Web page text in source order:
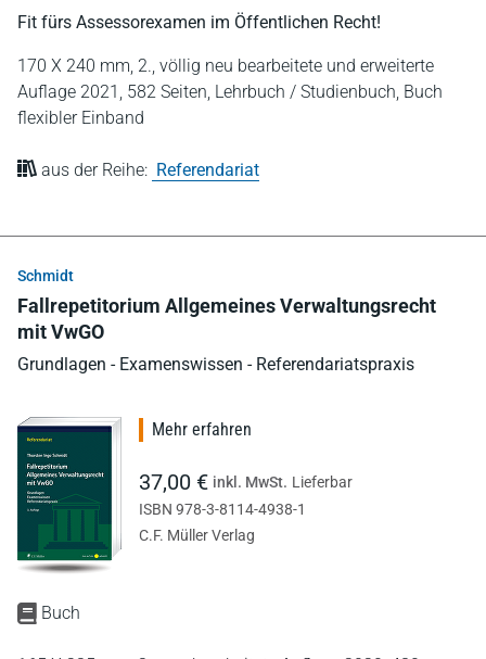
Fit fürs Assessorexamen im Öffentlichen Recht!
170 X 240 mm, 2., völlig neu bearbeitete und erweiterte
Auflage 2021, 582 Seiten, Lehrbuch / Studienbuch, Buch
flexibler Einband
aus der Reihe: Referendariat
Schmidt
Fallrepetitorium Allgemeines Verwaltungsrecht
mit VwGO
Grundlagen - Examenswissen - Referendariatspraxis
Buch
Mehr erfahren
37,00 € inkl. MwSt. Lieferbar
ISBN 978-3-8114-4938-1
C.F. Müller Verlag